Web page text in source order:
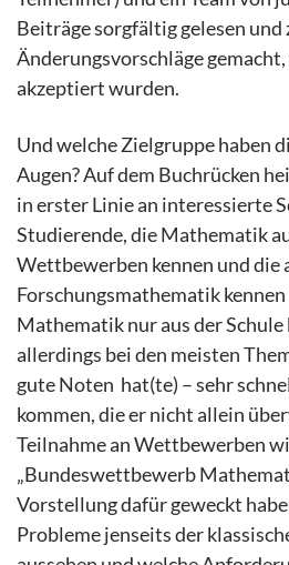
Beiträge sorgfältig gelesen und
Änderungsvorschläge
akzeptiert wurden.
Und welche Zielgruppe haben
Augen? Auf dem Buchrücken
in erster Linie an interessierte
Studierende, die Mathematik
Wettbewerben kennen und die
Forschungsmathematik
Mathematik nur aus der
allerdings bei den meisten
gute Noten hat(te) – sehr
kommen, die er nicht allein
Teilnahme an Wettbewerben
„Bundeswettbewerb
Vorstellung dafür geweckt
Probleme jenseits der